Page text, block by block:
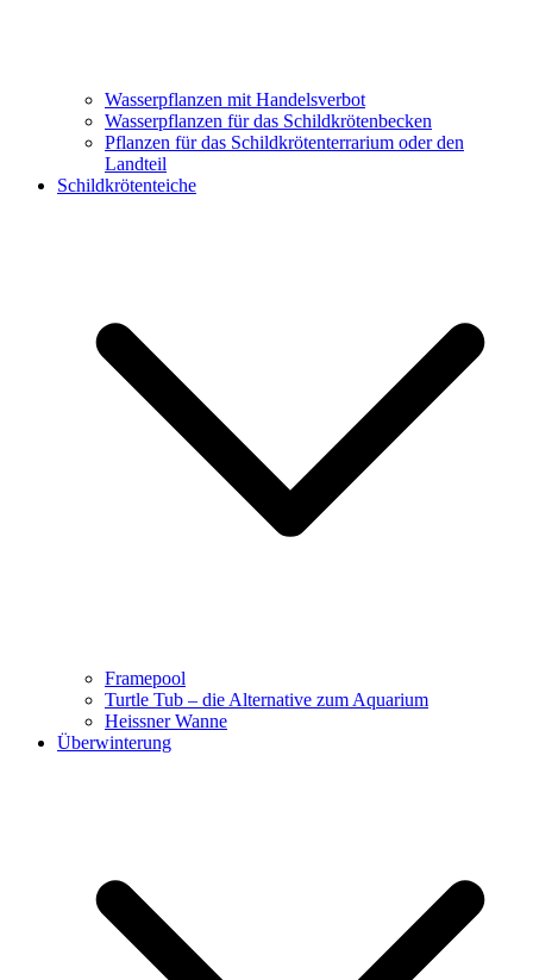
Wasserpflanzen mit Handelsverbot
Wasserpflanzen für das Schildkrötenbecken
Pflanzen für das Schildkrötenterrarium oder den
Landteil
Schildkrötenteiche
Framepool
Turtle Tub – die Alternative zum Aquarium
Heissner Wanne
Überwinterung